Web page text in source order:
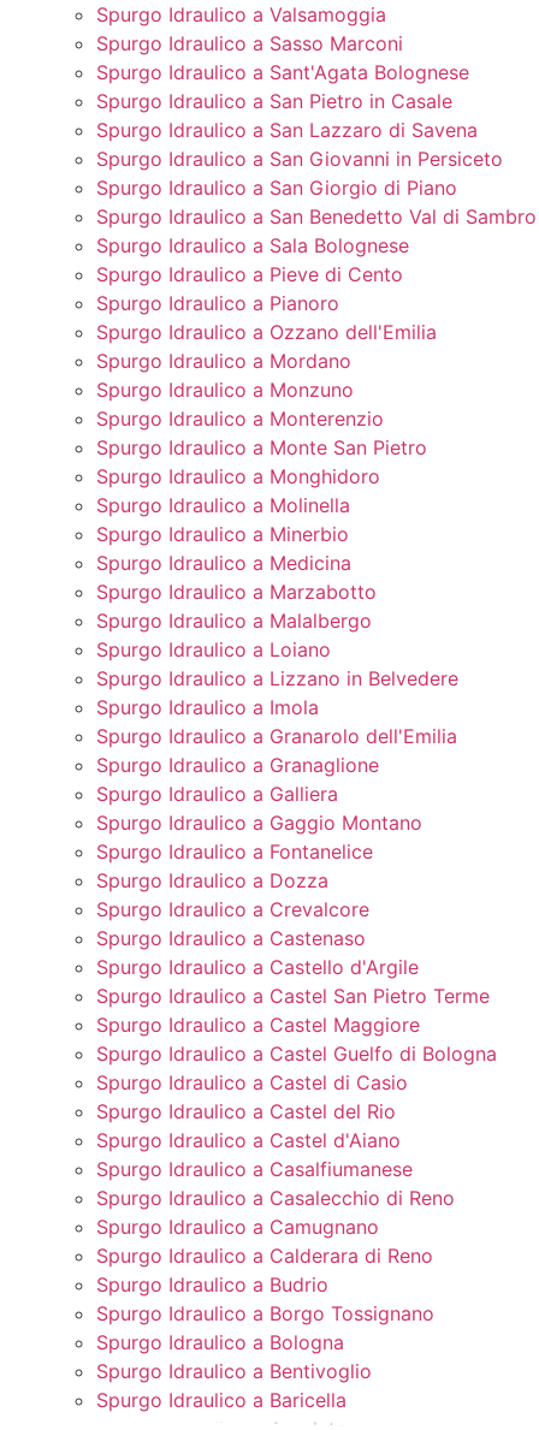
Spurgo Idraulico a Valsamoggia
Spurgo Idraulico a Sasso Marconi
Spurgo Idraulico a Sant'Agata Bolognese
Spurgo Idraulico a San Pietro in Casale
Spurgo Idraulico a San Lazzaro di Savena
Spurgo Idraulico a San Giovanni in Persiceto
Spurgo Idraulico a San Giorgio di Piano
Spurgo Idraulico a San Benedetto Val di Sambro
Spurgo Idraulico a Sala Bolognese
Spurgo Idraulico a Pieve di Cento
Spurgo Idraulico a Pianoro
Spurgo Idraulico a Ozzano dell'Emilia
Spurgo Idraulico a Mordano
Spurgo Idraulico a Monzuno
Spurgo Idraulico a Monterenzio
Spurgo Idraulico a Monte San Pietro
Spurgo Idraulico a Monghidoro
Spurgo Idraulico a Molinella
Spurgo Idraulico a Minerbio
Spurgo Idraulico a Medicina
Spurgo Idraulico a Marzabotto
Spurgo Idraulico a Malalbergo
Spurgo Idraulico a Loiano
Spurgo Idraulico a Lizzano in Belvedere
Spurgo Idraulico a Imola
Spurgo Idraulico a Granarolo dell'Emilia
Spurgo Idraulico a Granaglione
Spurgo Idraulico a Galliera
Spurgo Idraulico a Gaggio Montano
Spurgo Idraulico a Fontanelice
Spurgo Idraulico a Dozza
Spurgo Idraulico a Crevalcore
Spurgo Idraulico a Castenaso
Spurgo Idraulico a Castello d'Argile
Spurgo Idraulico a Castel San Pietro Terme
Spurgo Idraulico a Castel Maggiore
Spurgo Idraulico a Castel Guelfo di Bologna
Spurgo Idraulico a Castel di Casio
Spurgo Idraulico a Castel del Rio
Spurgo Idraulico a Castel d'Aiano
Spurgo Idraulico a Casalfiumanese
Spurgo Idraulico a Casalecchio di Reno
Spurgo Idraulico a Camugnano
Spurgo Idraulico a Calderara di Reno
Spurgo Idraulico a Budrio
Spurgo Idraulico a Borgo Tossignano
Spurgo Idraulico a Bologna
Spurgo Idraulico a Bentivoglio
Spurgo Idraulico a Baricella